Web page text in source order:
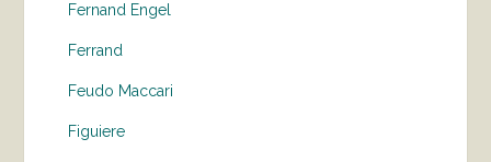
Fernand Engel
Ferrand
Feudo Maccari
Figuiere